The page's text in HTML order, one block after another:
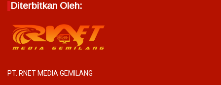
Diterbitkan Oleh:
PT. RNET MEDIA GEMILANG